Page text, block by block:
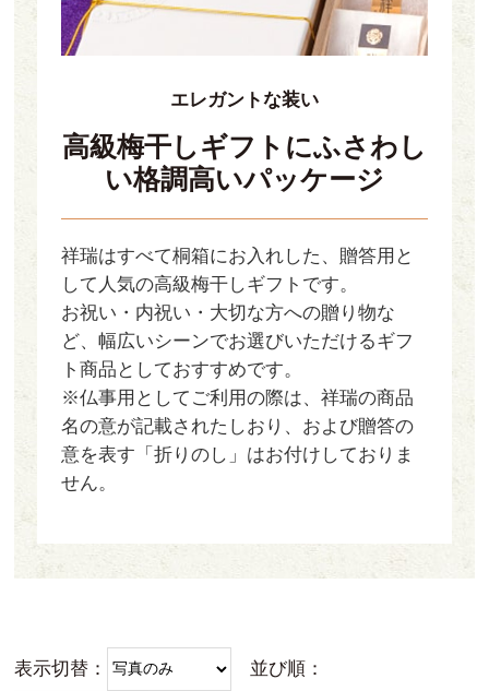
エレガントな装い
高級梅干しギフトにふさわし
い格調高いパッケージ
祥瑞はすべて桐箱にお入れした、贈答用と
して人気の高級梅干しギフトです。
お祝い・内祝い・大切な方への贈り物な
ど、幅広いシーンでお選びいただけるギフ
ト商品としておすすめです。
※仏事用としてご利用の際は、祥瑞の商品
名の意が記載されたしおり、および贈答の
意を表す「折りのし」はお付けしておりま
せん。
表示切替： 並び順：